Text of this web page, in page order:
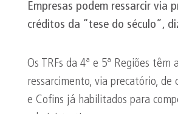
Empresas podem ressarcir via
créditos da “tese do século”,
Os TRFs da 4ª e 5ª Regiões têm
ressarcimento, via precatório, de
e Cofins já habilitados para